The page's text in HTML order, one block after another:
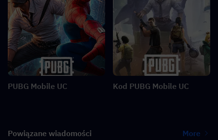
PUBG Mobile UC Kod PUBG Mobile UC
Powiązane wiadomości More